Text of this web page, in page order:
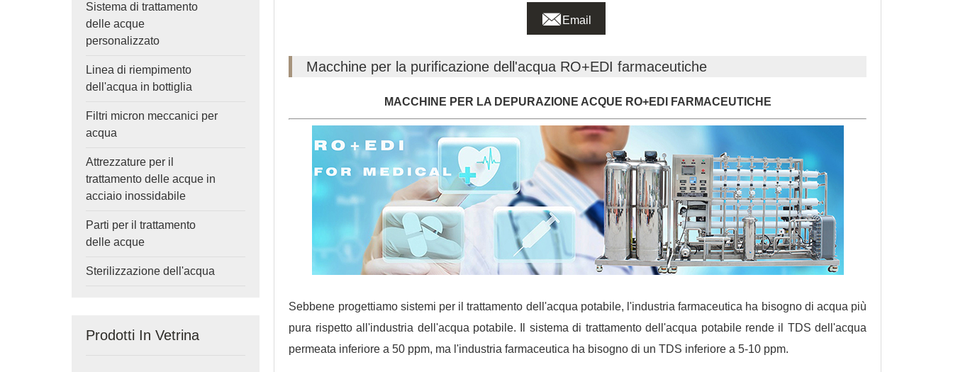
Sistema di trattamento
delle acque
personalizzato
Linea di riempimento
dell'acqua in bottiglia
Filtri micron meccanici per
acqua
Attrezzature per il
trattamento delle acque in
acciaio inossidabile
Parti per il trattamento
delle acque
Sterilizzazione dell'acqua
Prodotti In Vetrina
 Email
Macchine per la purificazione dell'acqua RO+EDI farmaceutiche
MACCHINE PER LA DEPURAZIONE ACQUE RO+EDI FARMACEUTICHE
Sebbene progettiamo sistemi per il trattamento dell'acqua potabile, l'industria farmaceutica ha bisogno di acqua più
pura rispetto all'industria dell'acqua potabile. Il sistema di trattamento dell'acqua potabile rende il TDS dell'acqua
permeata inferiore a 50 ppm, ma l'industria farmaceutica ha bisogno di un TDS inferiore a 5-10 ppm.